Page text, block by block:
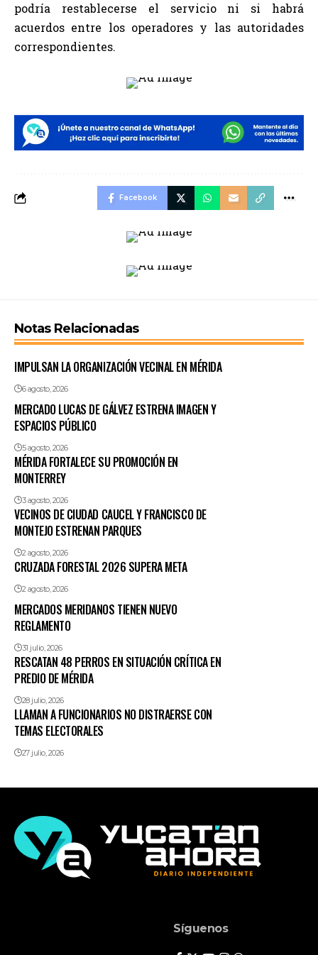
podría restablecerse el servicio ni si habrá
acuerdos entre los operadores y las autoridades
correspondientes.
Facebook
Notas Relacionadas
IMPULSAN LA ORGANIZACIÓN VECINAL EN MÉRIDA
6 agosto, 2026
MERCADO LUCAS DE GÁLVEZ ESTRENA IMAGEN Y
ESPACIOS PÚBLICO
5 agosto, 2026
MÉRIDA FORTALECE SU PROMOCIÓN EN
MONTERREY
3 agosto, 2026
VECINOS DE CIUDAD CAUCEL Y FRANCISCO DE
MONTEJO ESTRENAN PARQUES
2 agosto, 2026
CRUZADA FORESTAL 2026 SUPERA META
2 agosto, 2026
MERCADOS MERIDANOS TIENEN NUEVO
REGLAMENTO
31 julio, 2026
RESCATAN 48 PERROS EN SITUACIÓN CRÍTICA EN
PREDIO DE MÉRIDA
28 julio, 2026
LLAMAN A FUNCIONARIOS NO DISTRAERSE CON
TEMAS ELECTORALES
27 julio, 2026
Síguenos